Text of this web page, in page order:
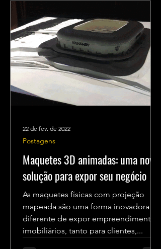
Maquetes 3D animadas: uma nova
solução para expor seu negócio
As maquetes físicas com projeção
mapeada são uma forma inovadora e
diferente de expor empreendimentos
imobiliários, tanto para clientes,...
Postagens
22 de fev. de 2022